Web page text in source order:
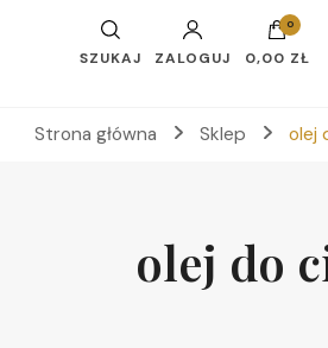
SZUKAJ ZALOGUJ
0
0,00 ZŁ
Strona główna Sklep olej
olej do